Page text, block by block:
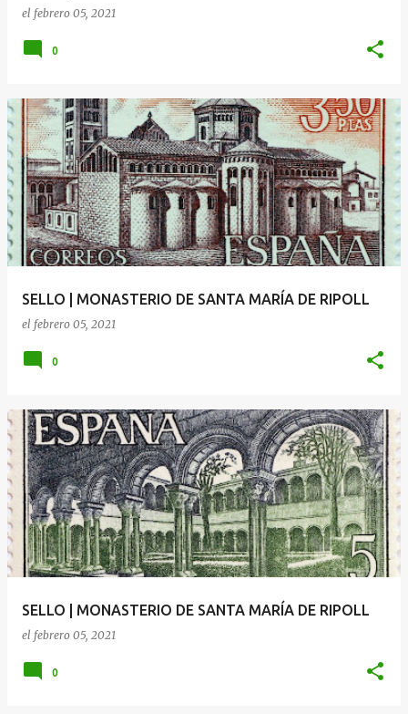
el febrero 05, 2021
0
SELLO | MONASTERIO DE SANTA MARÍA DE RIPOLL
el febrero 05, 2021
0
SELLO | MONASTERIO DE SANTA MARÍA DE RIPOLL
el febrero 05, 2021
0